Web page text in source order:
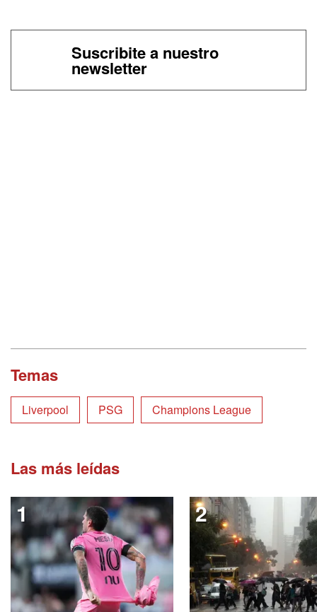
Suscribite a nuestro
newsletter
Temas
Liverpool PSG Champions League
Las más leídas